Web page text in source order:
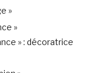
»
»
» : décoratrice